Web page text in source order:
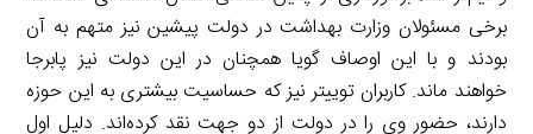
برخی مسئولان وزارت بهداشت در دولت پیشین نیز متهم به آن
بودند و با این اوصاف گویا همچنان در این دولت نیز پابرجا
خواهند ماند. کاربران توییتر نیز که حساسیت بیشتری به این حوزه
دارند، حضور وی را در دولت از دو جهت نقد کرده‌اند. دلیل اول